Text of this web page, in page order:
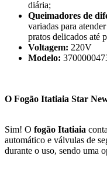
diária;
Queimadores de
variadas para
pratos delicados até
Voltagem: 220V
Modelo:
O Fogão Itatiaia Star
Sim! O fogão Itatiaia
automático e válvulas de
durante o uso, sendo uma